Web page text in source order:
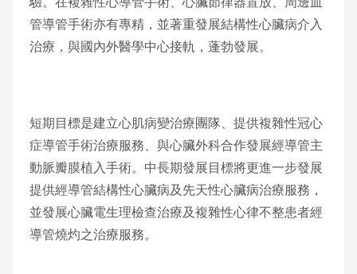
管導管手術亦有專精，並著重發展結構性心臟病介入
治療，與國內外醫學中心接軌，蓬勃發展。
短期目標是建立心肌病變治療團隊、提供複雜性冠心
症導管手術治療服務、與心臟外科合作發展經導管主
動脈瓣膜植入手術。中長期發展目標將更進一步發展
提供經導管結構性心臟病及先天性心臟病治療服務，
並發展心臟電生理檢查治療及複雜性心律不整患者經
導管燒灼之治療服務。